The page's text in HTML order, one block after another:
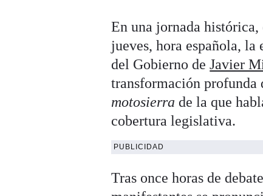
En una jornada histórica,
jueves, hora española, la
del Gobierno deJavier
transformación
motosierra de la que
cobertura legislativa.
PUBLICIDAD
Tras once horas de